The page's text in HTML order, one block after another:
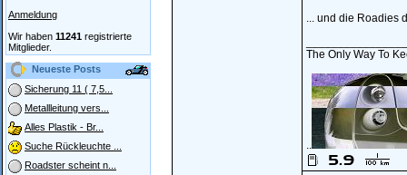
Anmeldung
Wir haben 11241 registrierte
Mitglieder.
Neueste Posts
Sicherung 11 ( 7,5...
Metallleitung vers...
Alles Plastik - Br...
Suche Rückleuchte ...
Roadster scheint n...
... und die Roadies
The Only Way To
..